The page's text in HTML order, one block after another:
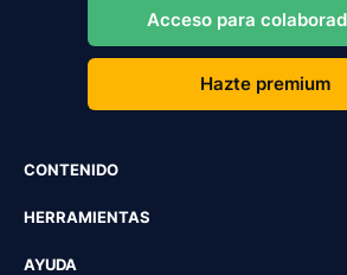
Acceso para
Hazte premium
CONTENIDO
HERRAMIENTAS
AYUDA